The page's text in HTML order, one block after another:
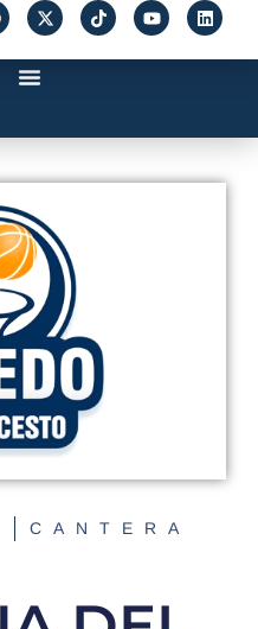
CANTERA